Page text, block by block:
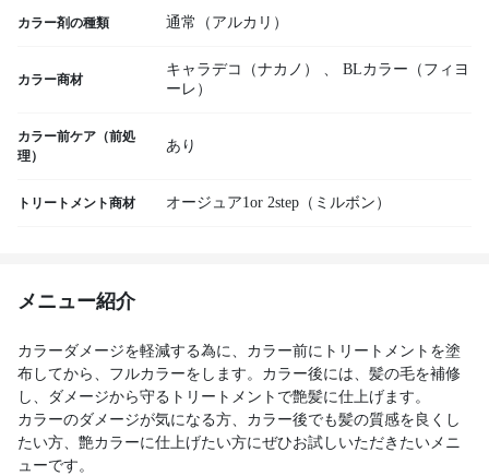
カラー剤の種類 通常（アルカリ）
カラー商材
キャラデコ（ナカノ） 、
BLカラー（フィヨ
ーレ）
カラー前ケア（前処
理）
あり
トリートメント商材 オージュア1or 2step（ミルボン）
メニュー紹介
カラーダメージを軽減する為に、カラー前にトリートメントを塗
布してから、フルカラーをします。カラー後には、髪の毛を補修
し、ダメージから守るトリートメントで艶髪に仕上げます。
カラーのダメージが気になる方、カラー後でも髪の質感を良くし
たい方、艶カラーに仕上げたい方にぜひお試しいただきたいメニ
ューです。